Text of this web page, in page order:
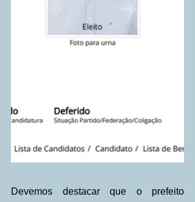
Devemos destacar que o prefeito